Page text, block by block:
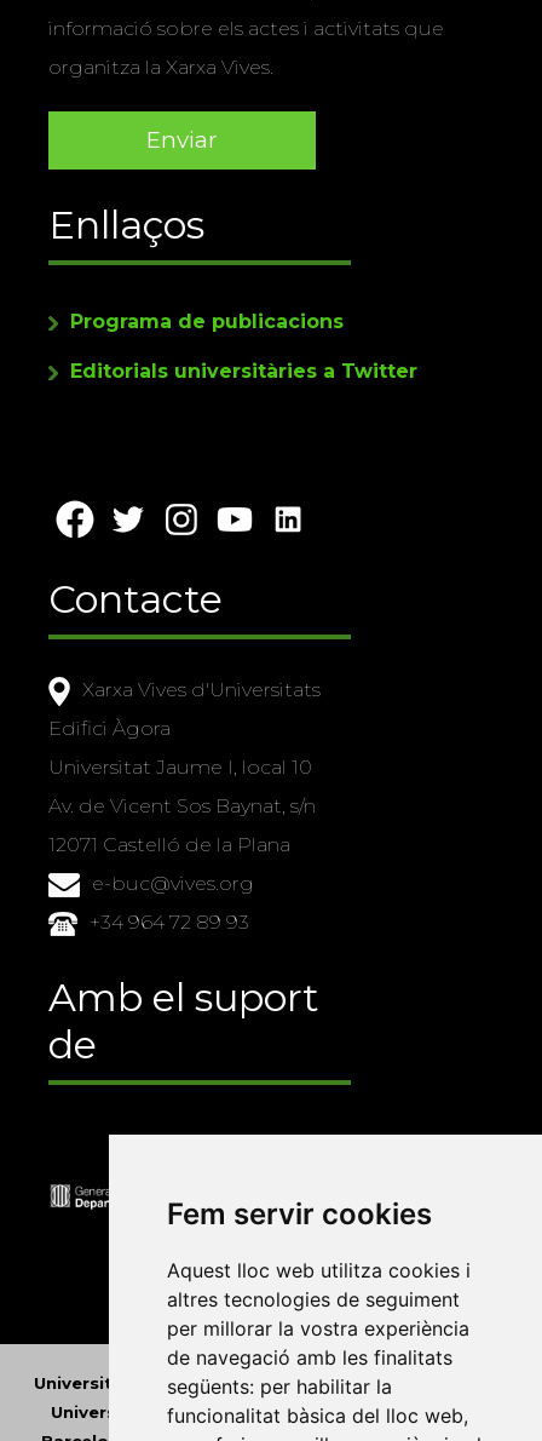
Fem servir cookies
Aquest lloc web utilitza cookies i
altres tecnologies de seguiment
per millorar la vostra experiència
de navegació amb les finalitats
següents: per habilitar la
funcionalitat bàsica del lloc web,
informació sobre els actes i activitats que
organitza la Xarxa Vives.
Enllaços
Programa de publicacions
Editorials universitàries a Twitter
Contacte
Xarxa Vives d'Universitats
Edifici Àgora
Universitat Jaume I, local 10
Av. de Vicent Sos Baynat, s/n
12071 Castelló de la Plana
e-buc@vives.org
+34 964 72 89 93
Amb el suport
de
Universitat Abat Oliba CEU•Universitat d'Alacant
Universitat d'Andorra•Universitat Autònoma de